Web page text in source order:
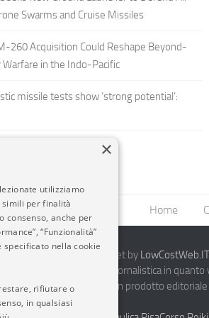
Swarms and Cruise Missiles
260 Acquisition Could Reshape Beyond-
in the Indo-Pacific
missile tests show ‘strong potential’:
Home
- Creazione Siti Internet by
rappresenta una testata giornalistica in
pertanto considerarsi un prodotto
Completo
×
utilizziamo
per finalità
consenso, anche per
“Funzionalità”
specificato nella cookie
rifiutare o
in qualsiasi